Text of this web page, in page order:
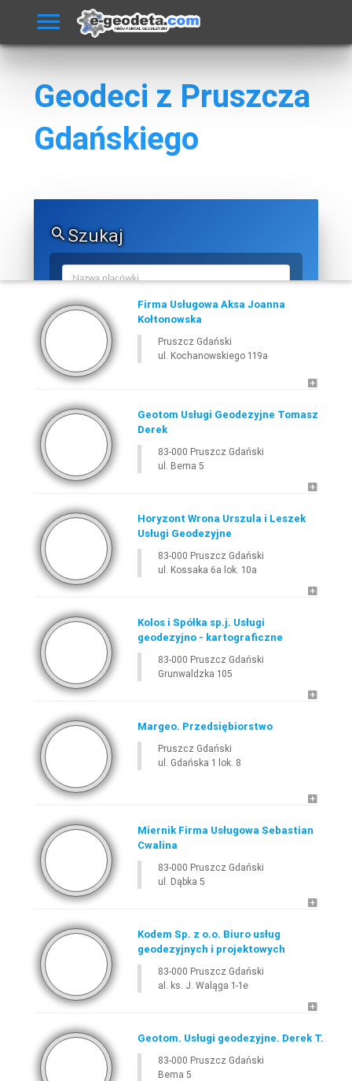
Geodeci z Pruszcza
Gdańskiego
Szukaj
.COM POMORSKIE » PRUSZCZ GDAŃSKI
Firma Usługowa Aksa Joanna
Kołtonowska
Pruszcz Gdański
ul. Kochanowskiego 119a
Geotom Usługi Geodezyjne Tomasz
Derek
83-000 Pruszcz Gdański
ul. Bema 5
Horyzont Wrona Urszula i Leszek
Usługi Geodezyjne
83-000 Pruszcz Gdański
ul. Kossaka 6a lok. 10a
Kolos i Spółka sp.j. Usługi
geodezyjno - kartograficzne
83-000 Pruszcz Gdański
Grunwaldzka 105
Margeo. Przedsiębiorstwo
Pruszcz Gdański
ul. Gdańska 1 lok. 8
Miernik Firma Usługowa Sebastian
Cwalina
83-000 Pruszcz Gdański
ul. Dąbka 5
Kodem Sp. z o.o. Biuro usług
geodezyjnych i projektowych
83-000 Pruszcz Gdański
al. ks. J. Waląga 1-1e
Geotom. Usługi geodezyjne. Derek T.
83-000 Pruszcz Gdański
Bema 5